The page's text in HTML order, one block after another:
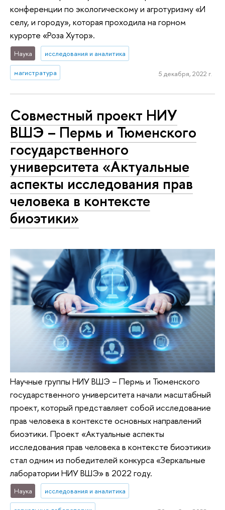
конференции по экологическому и агротуризму «И
селу, и городу», которая проходила на горном
курорте «Роза Хутор».
Наука исследования и аналитика
магистратура 5 декабря, 2022 г.
Совместный проект НИУ
ВШЭ – Пермь и Тюменского
государственного
университета «Актуальные
аспекты исследования прав
человека в контексте
биоэтики»
Научные группы НИУ ВШЭ – Пермь и Тюменского
государственного университета начали масштабный
проект, который представляет собой исследование
прав человека в контексте основных направлений
биоэтики. Проект «Актуальные аспекты
исследования прав человека в контексте биоэтики»
стал одним из победителей конкурса «Зеркальные
лаборатории НИУ ВШЭ» в 2022 году.
Наука исследования и аналитика